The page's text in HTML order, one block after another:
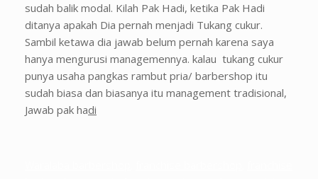
sudah balik modal. Kilah Pak Hadi, ketika Pak Hadi
ditanya apakah Dia pernah menjadi Tukang cukur.
Sambil ketawa dia jawab belum pernah karena saya
hanya mengurusi managemennya. kalau tukang cukur
punya usaha pangkas rambut pria/ barbershop itu
sudah biasa dan biasanya itu management tradisional,
Jawab pak hadi